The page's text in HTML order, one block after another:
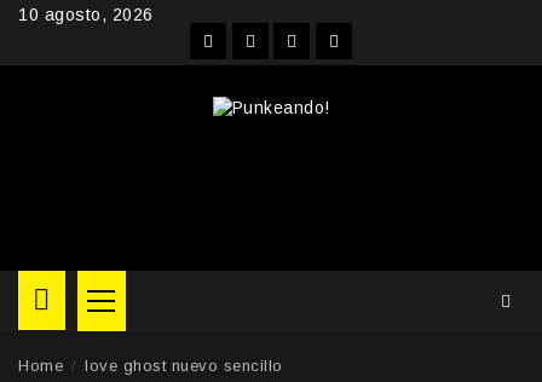
Skip10 agosto, 2026
FacebookInstagram
YouTubeTwitter
Primary
Menu
Home love ghost nuevo sencillo